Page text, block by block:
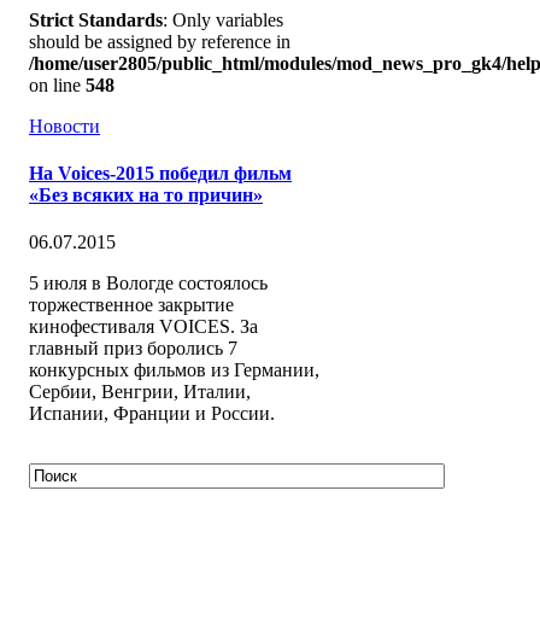
Strict Standards: Only variables
should be assigned by reference in
/home/user2805/public_html/modules/mod_news_pro_gk4/
on line 548
Новости
На Voices-2015 победил фильм
«Без всяких на то причин»
06.07.2015
5 июля в Вологде состоялось
торжественное закрытие
кинофестиваля VOICES. За
главный приз боролись 7
конкурсных фильмов из Германии,
Сербии, Венгрии, Италии,
Испании, Франции и России.